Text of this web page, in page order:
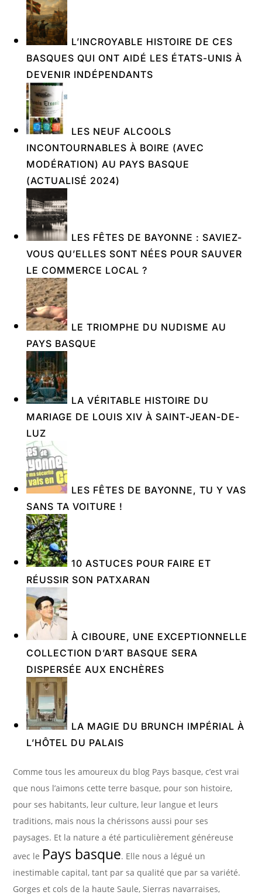
L’INCROYABLE HISTOIRE DE CES
BASQUES QUI ONT AIDÉ LES ÉTATS-UNIS À
DEVENIR INDÉPENDANTS
LES NEUF ALCOOLS
INCONTOURNABLES À BOIRE (AVEC
MODÉRATION) AU PAYS BASQUE
(ACTUALISÉ 2024)
LES FÊTES DE BAYONNE : SAVIEZ-
VOUS QU’ELLES SONT NÉES POUR SAUVER
LE COMMERCE LOCAL ?
LE TRIOMPHE DU NUDISME AU
PAYS BASQUE
LA VÉRITABLE HISTOIRE DU
MARIAGE DE LOUIS XIV À SAINT-JEAN-DE-
LUZ
LES FÊTES DE BAYONNE, TU Y VAS
SANS TA VOITURE !
10 ASTUCES POUR FAIRE ET
RÉUSSIR SON PATXARAN
À CIBOURE, UNE EXCEPTIONNELLE
COLLECTION D’ART BASQUE SERA
DISPERSÉE AUX ENCHÈRES
LA MAGIE DU BRUNCH IMPÉRIAL À
L’HÔTEL DU PALAIS
Comme tous les amoureux du blog Pays basque, c’est vrai
que nous l’aimons cette terre basque, pour son histoire,
pour ses habitants, leur culture, leur langue et leurs
traditions, mais nous la chérissons aussi pour ses
paysages. Et la nature a été particulièrement généreuse
avec le Pays basque. Elle nous a légué un
inestimable capital, tant par sa qualité que par sa variété.
Gorges et cols de la haute Saule, Sierras navarraises,